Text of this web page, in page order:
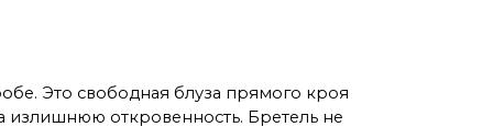
Это свободная блуза прямого кроя
излишнюю откровенность. Бретель не